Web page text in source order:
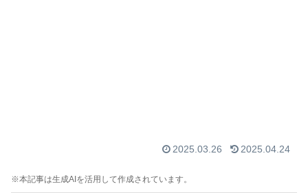
2025.03.26 2025.04.24
※本記事は生成AIを活用して作成されています。